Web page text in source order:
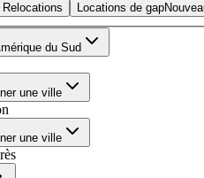
Relocations Locations de gap
du Sud
une ville
une ville